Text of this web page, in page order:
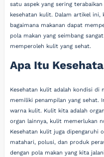
satu aspek yang sering
kesehatan kulit. Dalam artikel ini,
bagaimana makanan dapat
pola makan yang seimbang
memperoleh kulit yang sehat.
Apa Itu
Kesehatan kulit adalah kondisi di
memiliki penampilan yang sehat.
warna kulit. Kulit kita adalah
organ lainnya, kulit memerlukan
Kesehatan kulit juga dipengaruhi
matahari, polusi, dan produk
dengan pola makan yang kita